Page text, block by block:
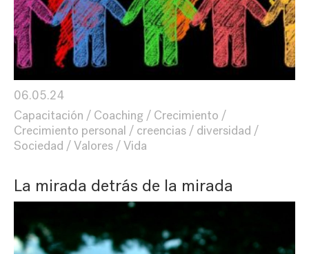
06.05.24
Capacitación
Coaching
Crecimiento
Crecimiento personal
creencias
diversidad
Sociedad
Valores Vida
La mirada detrás de la mirada